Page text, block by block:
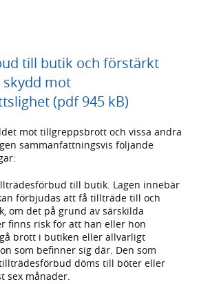
till butik och förstärkt
mot
(pdf 945 kB)
mot tillgreppsbrott och vissa andra
sammanfattningsvis följande
till butik. Lagen innebär
förbjudas att få tillträde till och
om det på grund av särskilda
finns risk för att han eller hon
brott i butiken eller allvarligt
som befinner sig där. Den som
döms till böter eller
sex månader.